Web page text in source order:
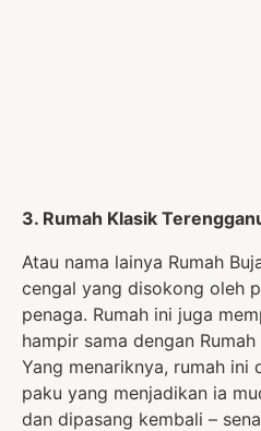
3. Rumah Klasik
Atau nama lainya Rumah
cengal yang disokong oleh
penaga. Rumah ini juga
hampir sama dengan
Yang menariknya, rumah ini
paku yang menjadikan ia
dan dipasang kembali –